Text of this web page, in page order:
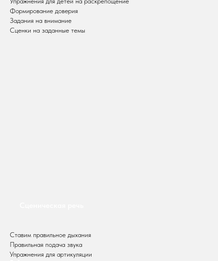
Формирование доверия
Задания на внимание
Сценки на заданные темы
Ставим правильное дыхания
Правильная подача звука
Упражнения для артикуляции